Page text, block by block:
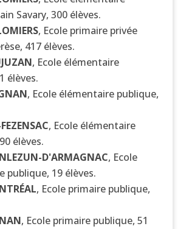
Savary, 300 élèves.
, Ecole primaire privée
417 élèves.
, Ecole élémentaire
élèves.
, Ecole élémentaire publique,
, Ecole élémentaire
élèves.
D'ARMAGNAC, Ecole
publique, 19 élèves.
, Ecole primaire publique,
, Ecole primaire publique, 51